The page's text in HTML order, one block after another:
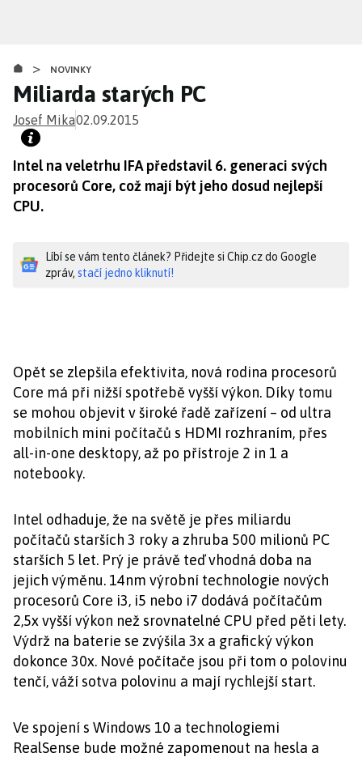
obsahu
> NOVINKY
Miliarda starých PC
Josef Mika02.09.2015
Intel na veletrhu IFA představil 6. generaci svých
procesorů Core, což mají být jeho dosud nejlepší
CPU.
Líbí se vám tento článek? Přidejte si Chip.cz do Google
zpráv, stačí jedno kliknutí!
Opět se zlepšila efektivita, nová rodina procesorů
Core má při nižší spotřebě vyšší výkon. Díky tomu
se mohou objevit v široké řadě zařízení – od ultra
mobilních mini počítačů s HDMI rozhraním, přes
all-in-one desktopy, až po přístroje 2 in 1 a
notebooky.
Intel odhaduje, že na světě je přes miliardu
počítačů starších 3 roky a zhruba 500 milionů PC
starších 5 let. Prý je právě teď vhodná doba na
jejich výměnu. 14nm výrobní technologie nových
procesorů Core i3, i5 nebo i7 dodává počítačům
2,5x vyšší výkon než srovnatelné CPU před pěti lety.
Výdrž na baterie se zvýšila 3x a grafický výkon
dokonce 30x. Nové počítače jsou při tom o polovinu
tenčí, váží sotva polovinu a mají rychlejší start.
Ve spojení s Windows 10 a technologiemi
RealSense bude možné zapomenout na hesla a